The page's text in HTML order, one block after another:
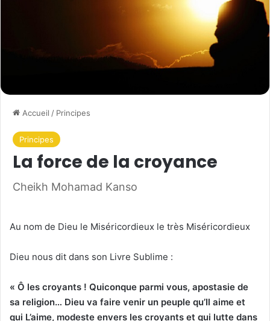
Accueil / Principes
Principes
La force de la croyance
Cheikh Mohamad Kanso
Au nom de Dieu le Miséricordieux le très Miséricordieux
Dieu nous dit dans son Livre Sublime :
« Ô les croyants ! Quiconque parmi vous, apostasie de
sa religion… Dieu va faire venir un peuple qu’Il aime et
qui L’aime, modeste envers les croyants et qui lutte dans